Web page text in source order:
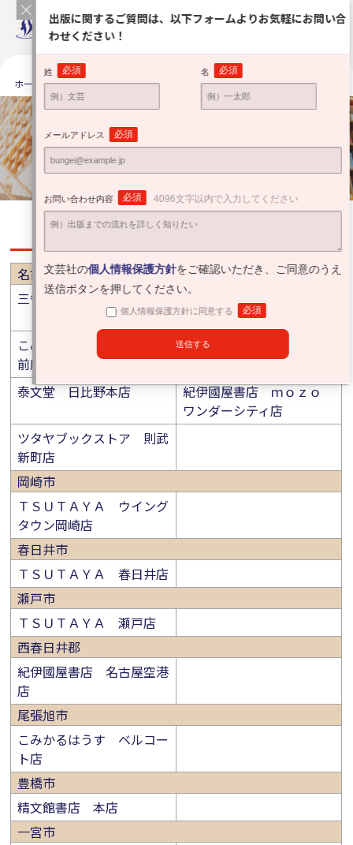
出版に関するご質問は、以下フォームよりお気軽にお問い合
わせください！
姓 必須 名 必須
メールアドレス 必須
お問い合わせ内容 必須 4096文字以内で入力してください
文芸社の個人情報保護方針をご確認いただき、ご同意のうえ
送信ボタンを押してください。
個人情報保護方針に同意する 必須
ホーム 出版をお考えの方へ 安心サポート 全国の提携有力書店
全国の提携有力書店
愛知
名古屋市
三省堂書店 名古屋本店
ＭＡＲＵＺＥＮ 名古屋本
店
こみかるはうす 藤が丘駅
前店
ＴＳＵＴＡＹＡ バロー戸
田店
泰文堂 日比野本店
紀伊國屋書店 ｍｏｚｏ
ワンダーシティ店
ツタヤブックストア 則武
新町店
岡崎市
ＴＳＵＴＡＹＡ ウイング
タウン岡崎店
春日井市
ＴＳＵＴＡＹＡ 春日井店
瀬戸市
ＴＳＵＴＡＹＡ 瀬戸店
西春日井郡
紀伊國屋書店 名古屋空港
店
尾張旭市
こみかるはうす ベルコー
ト店
豊橋市
精文館書店 本店
一宮市